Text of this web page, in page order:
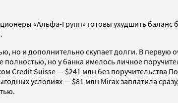
«Альфа-Групп» готовы ухудшить
но и дополнительно скупает долги. В первую
но у банка имелось личное
Credit Suisse — $241 млн без поручительства
условиях — $81 млн Mirax заплатила